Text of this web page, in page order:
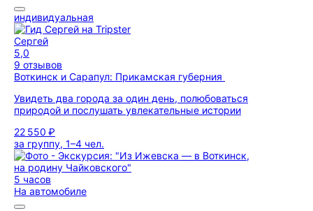
индивидуальная
Сергей
5,0
9 отзывов
Воткинск и Сарапул: Прикамская губерния
Увидеть два города за один день, полюбоваться
природой и послушать увлекательные истории
22 550 ₽
за группу, 1–4 чел.
5 часов
На автомобиле